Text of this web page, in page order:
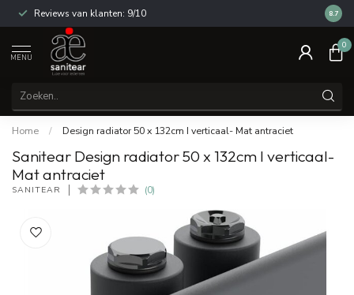
Reviews van klanten: 9/10 14
8.7
MENU
0
Home / Design radiator 50 x 132cm I verticaal- Mat antraciet
Sanitear Design radiator 50 x 132cm I verticaal-
Mat antraciet
SANITEAR (0)